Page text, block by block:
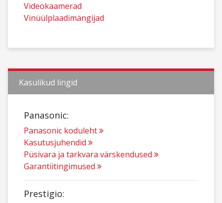
Videokaamerad
Vinüülplaadimängijad
Kasulikud lingid
Panasonic:
Panasonic koduleht
Kasutusjuhendid
Püsivara ja tarkvara värskendused
Garantiitingimused
Prestigio: